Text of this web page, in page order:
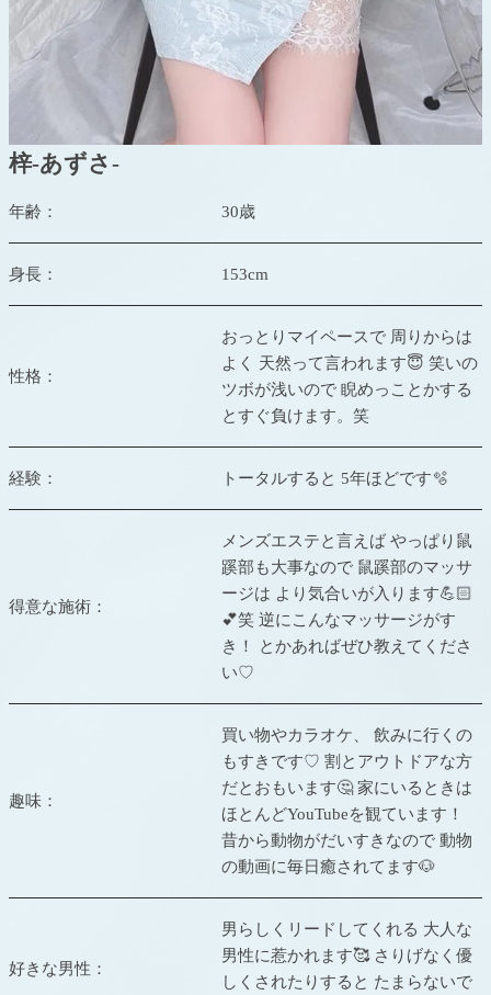
梓-あずさ-
年齢： 30歳
身長： 153cm
性格：
おっとりマイペースで 周りからは
よく 天然って言われます😇 笑いの
ツボが浅いので 睨めっことかする
とすぐ負けます。笑
経験： トータルすると 5年ほどです🫧
得意な施術：
メンズエステと言えば やっぱり鼠
蹊部も大事なので 鼠蹊部のマッサ
ージは より気合いが入ります💪🏻
💕笑 逆にこんなマッサージがす
き！ とかあればぜひ教えてくださ
い♡
趣味：
買い物やカラオケ、 飲みに行くの
もすきです♡ 割とアウトドアな方
だとおもいます🤔 家にいるときは
ほとんどYouTubeを観ています！
昔から動物がだいすきなので 動物
の動画に毎日癒されてます🐶
好きな男性：
男らしくリードしてくれる 大人な
男性に惹かれます🥰 さりげなく優
しくされたりすると たまらないで